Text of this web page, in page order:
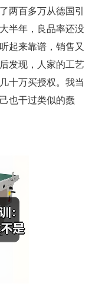
两百多万从德国引
半年，良品率还没
起来靠谱，销售又
发现，人家的工艺
十万买授权。我当
也干过类似的蠢